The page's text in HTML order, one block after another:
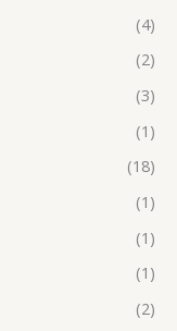
(4)
(2)
(3)
(1)
(18)
(1)
(1)
(1)
(2)